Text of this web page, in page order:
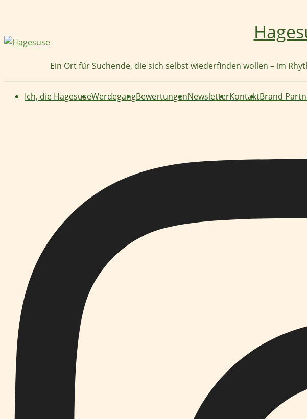
springen
Ein Ort für Suchende, die sich selbst wiederfinden wollen – im
Ich, die HagesuseWerdegangBewertungenNewsletterKontaktBrand